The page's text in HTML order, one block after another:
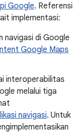
Google. Referensi
implementasi:
navigasi di Google
Google Maps
interoperabilitas
melalui tiga
navigasi. Untuk